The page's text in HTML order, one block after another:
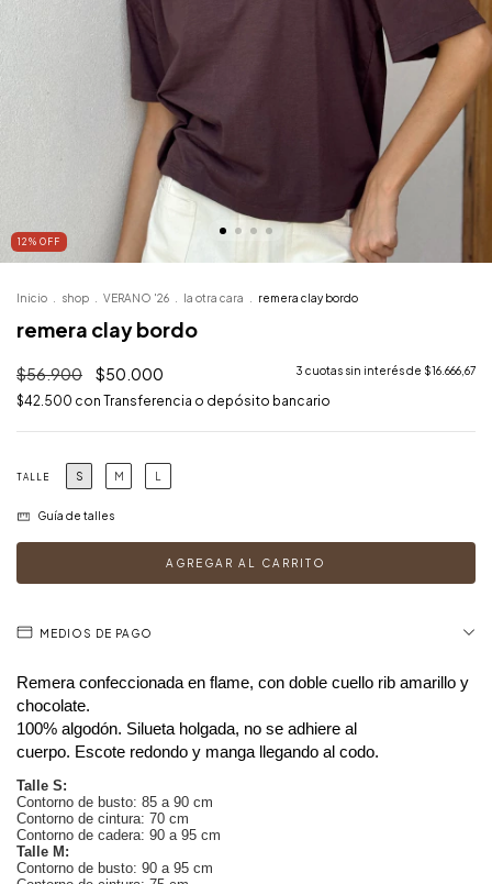
12 % OFF
Inicio shop VERANO '26 la otra cara remera clay bordo
remera clay bordo
$56.900 $50.000 3 cuotas sin interés de $16.666,67
$42.500 con Transferencia o depósito bancario
TALLE S M
Guía de talles
MEDIOS DE PAGO
Remera confeccionada en flame, con doble cuello rib amarillo y
chocolate.
100% algodón. Silueta holgada, no se adhiere al
cuerpo. Escote redondo y manga llegando al codo.
Talle S:
Contorno de busto: 85 a 90 cm
Contorno de cintura: 70 cm
Contorno de cadera: 90 a 95 cm
Talle M:
Contorno de busto: 90 a 95 cm